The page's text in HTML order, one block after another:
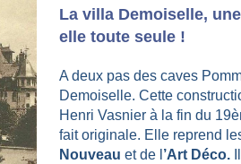
La villa Demoiselle,
elle toute seule !
A deux pas des caves
Demoiselle. Cette
Henri Vasnier à la fin du
fait originale. Elle reprend
Nouveau et de l ’Art Déco.